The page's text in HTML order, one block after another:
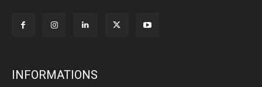
INFORMATIONS